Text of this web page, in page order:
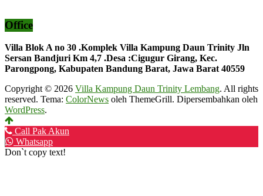
Office
Villa Blok A no 30 .Komplek Villa Kampung Daun Trinity Jln
Sersan Bandjuri Km 4,7 .Desa :Cigugur Girang, Kec.
Parongpong, Kabupaten Bandung Barat, Jawa Barat 40559
Copyright © 2026 Villa Kampung Daun Trinity Lembang. All rights
reserved. Tema: ColorNews oleh ThemeGrill. Dipersembahkan oleh
WordPress.
Call Pak Akun
Whatsapp
Don`t copy text!